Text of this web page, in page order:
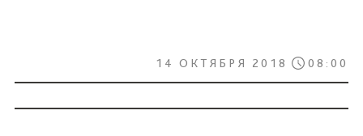
14 ОКТЯБРЯ 2018 08:00